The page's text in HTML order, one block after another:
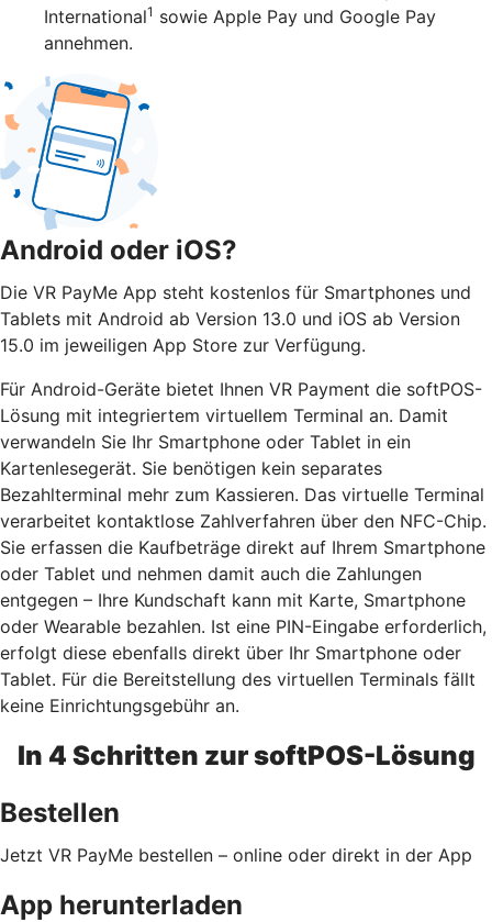
International1 sowie Apple Pay und Google Pay
annehmen.
Android oder iOS?
Die VR PayMe App steht kostenlos für Smartphones und
Tablets mit Android ab Version 13.0 und iOS ab Version
15.0 im jeweiligen App Store zur Verfügung.
Für Android-Geräte bietet Ihnen VR Payment die softPOS-
Lösung mit integriertem virtuellem Terminal an. Damit
verwandeln Sie Ihr Smartphone oder Tablet in ein
Kartenlesegerät. Sie benötigen kein separates
Bezahlterminal mehr zum Kassieren. Das virtuelle Terminal
verarbeitet kontaktlose Zahlverfahren über den NFC-Chip.
Sie erfassen die Kaufbeträge direkt auf Ihrem Smartphone
oder Tablet und nehmen damit auch die Zahlungen
entgegen – Ihre Kundschaft kann mit Karte, Smartphone
oder Wearable bezahlen. Ist eine PIN-Eingabe erforderlich,
erfolgt diese ebenfalls direkt über Ihr Smartphone oder
Tablet. Für die Bereitstellung des virtuellen Terminals fällt
keine Einrichtungsgebühr an.
In 4 Schritten zur softPOS-Lösung
Bestellen
Jetzt VR PayMe bestellen – online oder direkt in der App
App herunterladen